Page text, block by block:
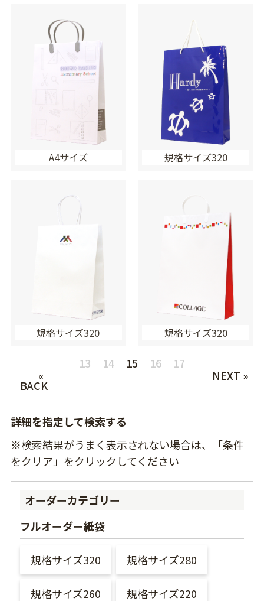
A4サイズ 規格サイズ320
規格サイズ320 規格サイズ320
«
BACK
13 14 15 16
17
NEXT »
詳細を指定して検索する
※検索結果がうまく表示されない場合は、「条件
をクリア」をクリックしてください
オーダーカテゴリー
フルオーダー紙袋
規格サイズ320 規格サイズ280
規格サイズ260 規格サイズ220